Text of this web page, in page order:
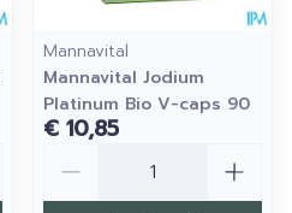
Mannavital
Mannavital Jodium
Platinum Bio V-caps 90
€ 10,85